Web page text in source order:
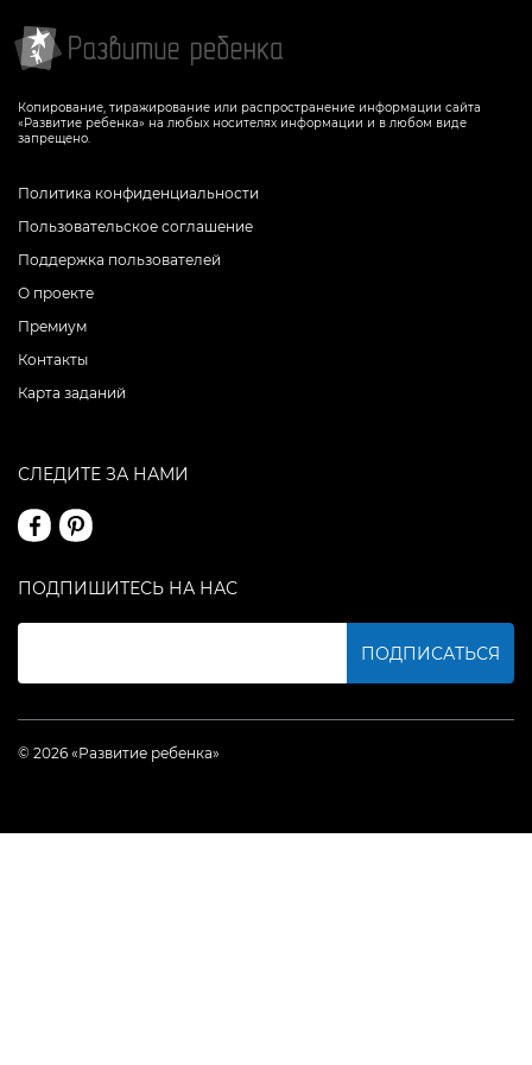
Копирование, тиражирование или распространение информации сайта
«Развитие ребенка» на любых носителях информации и в любом виде
запрещено.
Политика конфиденциальности
Пользовательское соглашение
Поддержка пользователей
О проекте
Премиум
Контакты
Карта заданий
СЛЕДИТЕ ЗА НАМИ
ПОДПИШИТЕСЬ НА НАС
ПОДПИСАТЬСЯ
© 2026 «Развитие ребенка»